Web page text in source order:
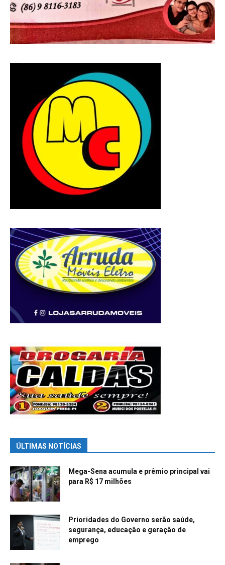
ÚLTIMAS NOTÍCIAS
Mega-Sena acumula e prêmio principal vai
para R$ 17 milhões
Prioridades do Governo serão saúde,
segurança, educação e geração de
emprego